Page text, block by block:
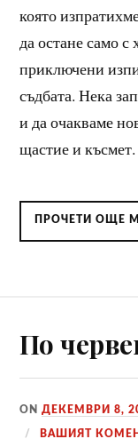
която
да остане само
приключени
съдбата. Нека
и да очакваме
щастие и късмет.
ПРОЧЕТИ ОЩЕ
По
ONДЕКЕМВРИ 8,
ВАШИЯТ